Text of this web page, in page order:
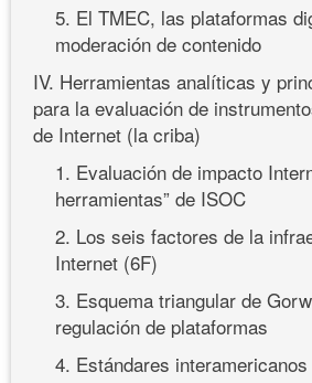
5. El TMEC, las plataformas
moderación de contenido
IV. Herramientas analíticas y
para la evaluación de
de Internet (la criba)
1. Evaluación de impacto
herramientas” de ISOC
2. Los seis factores de la
Internet (6F)
3. Esquema triangular de
regulación de plataformas
4. Estándares